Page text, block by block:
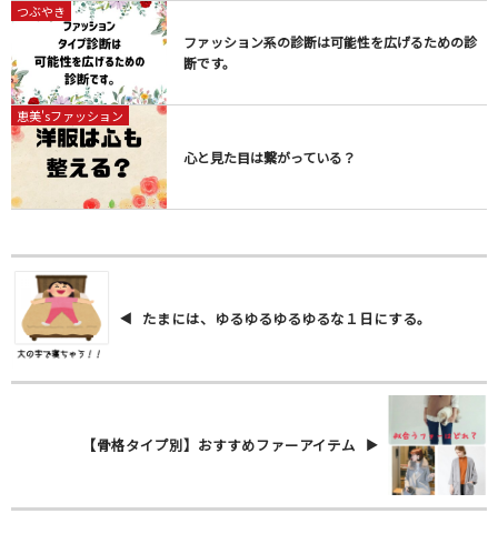
つぶやき
ファッション系の診断は可能性を広げるための診
断です。
恵美'sファッション
心と見た目は繋がっている？
たまには、ゆるゆるゆるゆるな１日にする。
【骨格タイプ別】おすすめファーアイテム